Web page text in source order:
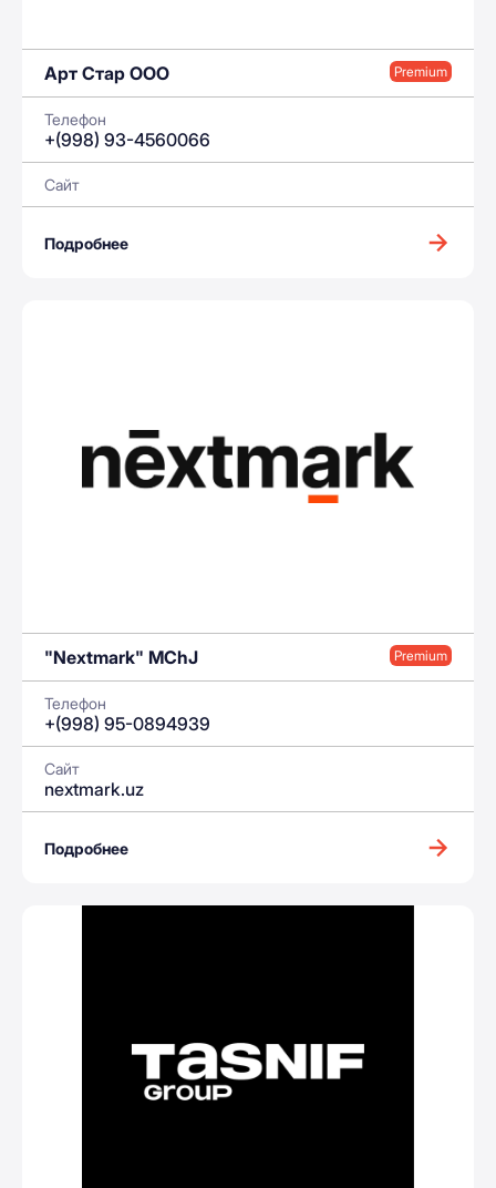
Арт Стар ООО Premium
Телефон
+(998) 93-4560066
Сайт
Подробнее
"Nextmark" MChJ Premium
Телефон
+(998) 95-0894939
Сайт
nextmark.uz
Подробнее